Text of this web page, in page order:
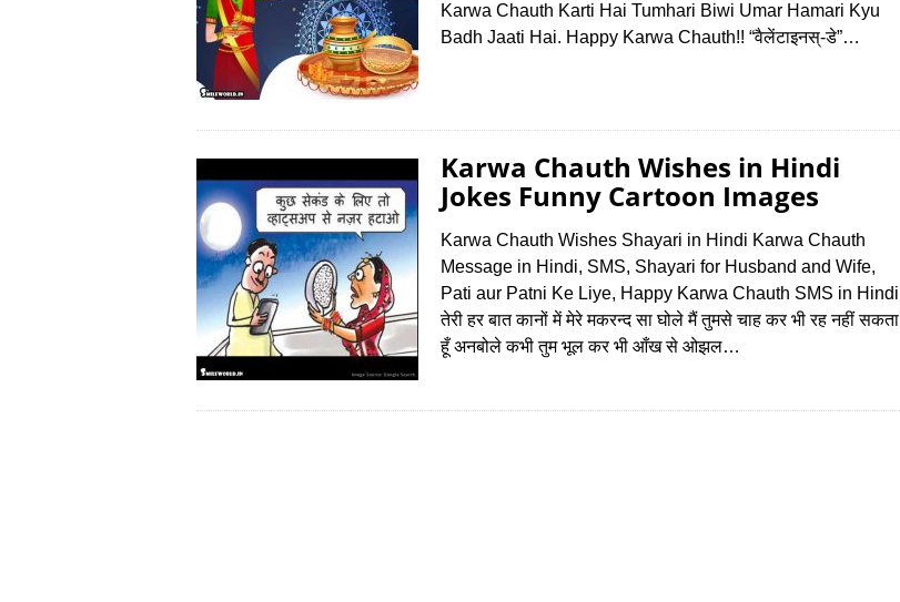
Karwa Chauth Karti Hai Tumhari Biwi Umar Hamari Kyu
Badh Jaati Hai. Happy Karwa Chauth!! “वैलेंटाइनस्-डे”…
Karwa Chauth Wishes in Hindi
Jokes Funny Cartoon Images
Karwa Chauth Wishes Shayari in Hindi Karwa Chauth
Message in Hindi, SMS, Shayari for Husband and Wife,
Pati aur Patni Ke Liye, Happy Karwa Chauth SMS in Hindi
तेरी हर बात कानों में मेरे मकरन्द सा घोले मैं तुमसे चाह कर भी रह नहीं सकता
हूँ अनबोले कभी तुम भूल कर भी आँख से ओझल…